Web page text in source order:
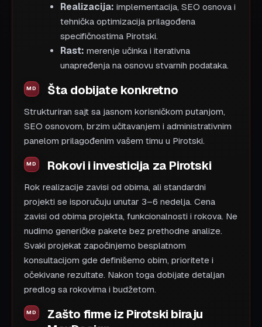
Realizacija: implementacija, SEO osnova i
tehnička optimizacija prilagođena
specifičnostima Pirotski.
Rast: merenje učinka i iterativna
unapređenja na osnovu stvarnih podataka.
Šta dobijate konkretno
Strukturiran sajt sa jasnom korisničkom putanjom,
SEO osnovom, brzim učitavanjem i administrativnim
panelom prilagođenim vašem timu u Pirotski.
Rokovi i investicija za Pirotski
Rok realizacije zavisi od obima, ali standardni
projekti se isporučuju unutar 3–6 nedelja. Cena
zavisi od obima projekta, funkcionalnosti i rokova. Ne
nudimo generičke pakete bez prethodne analize.
Svaki projekat započinjemo besplatnom
konsultacijom gde definišemo obim, prioritete i
očekivane rezultate. Nakon toga dobijate detaljan
predlog sa rokovima i budžetom.
Zašto firme iz Pirotski biraju